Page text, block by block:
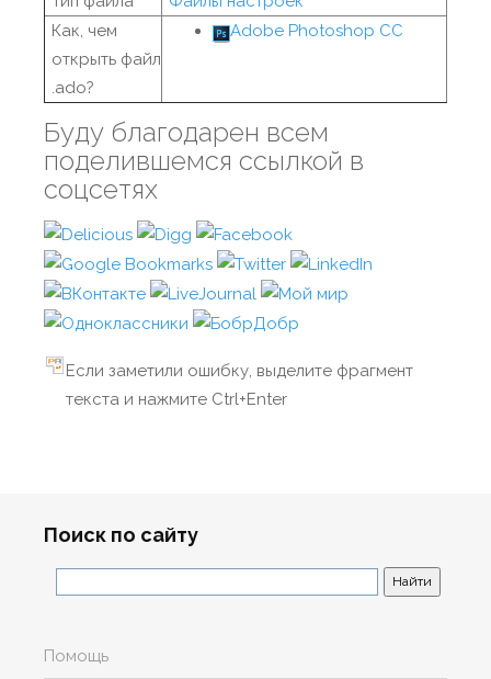
Как, чем
открыть файл
.ado?
Adobe Photoshop CC
Буду благодарен всем
поделившемся ссылкой в
соцсетях
Если заметили ошибку, выделите фрагмент
текста и нажмите Ctrl+Enter
Поиск по сайту
Помощь